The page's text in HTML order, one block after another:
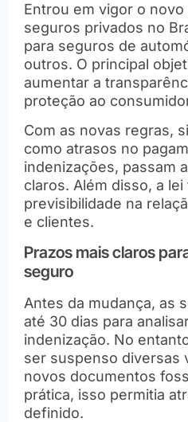
Entrou em vigor o
seguros privados no
para seguros de
outros. O principal
aumentar a
proteção ao
Com as novas regras,
como atrasos no
indenizações, passam
claros. Além disso, a lei
previsibilidade na
e clientes.
Prazos mais claros
seguro
Antes da mudança, as
até 30 dias para
indenização. No
ser suspenso diversas
novos documentos
prática, isso permitia
definido.